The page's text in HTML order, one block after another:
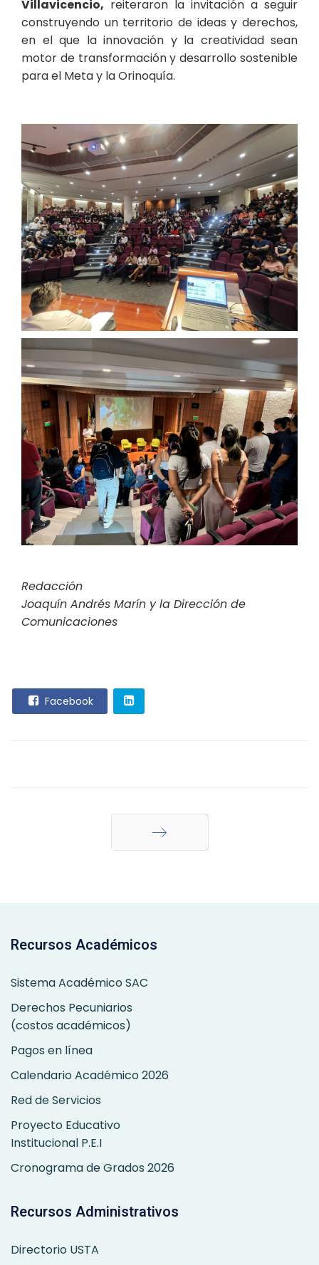
Villavicencio, reiteraron la invitación a seguir
construyendo un territorio de ideas y derechos,
en el que la innovación y la creatividad sean
motor de transformación y desarrollo sostenible
para el Meta y la Orinoquía.
Redacción
Joaquín Andrés Marín y la Dirección de
Comunicaciones
Facebook
Recursos Académicos
Sistema Académico SAC
Derechos Pecuniarios
(costos académicos)
Pagos en línea
Calendario Académico 2026
Red de Servicios
Proyecto Educativo
Institucional P.E.I
Cronograma de Grados 2026
Recursos Administrativos
Directorio USTA